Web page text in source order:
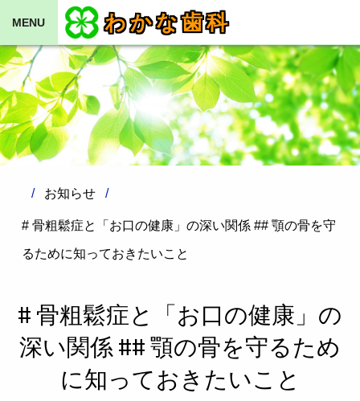
MENU わかな歯科
お知らせ
# 骨粗鬆症と「お口の健康」の深い関係 ## 顎の骨を守
るために知っておきたいこと
# 骨粗鬆症と「お口の健康」の
深い関係 ## 顎の骨を守るため
に知っておきたいこと